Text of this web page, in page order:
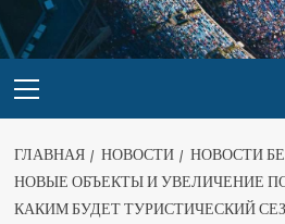
ГЛАВНАЯ НОВОСТИ
НОВОСТИ
НОВЫЕ ОБЪЕКТЫ И УВЕЛИЧЕНИЕ
КАКИМ БУДЕТ ТУРИСТИЧЕСКИЙ